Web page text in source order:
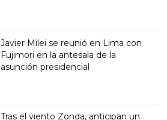
Javier Milei se reunió en Lima con
Fujimori en la antesala de la
asunción presidencial
Tras el viento Zonda, anticipan un